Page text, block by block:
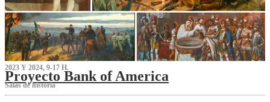
2023 Y 2024, 9-17 H.
Proyecto Bank of America
S‌alas de historia